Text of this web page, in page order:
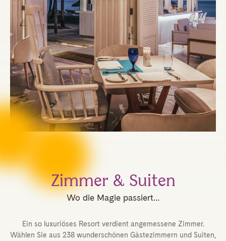
Zimmer & Suiten
Wo die Magie passiert…
Ein so luxuriöses Resort verdient angemessene Zimmer.
Wählen Sie aus 238 wunderschönen Gästezimmern und Suiten,